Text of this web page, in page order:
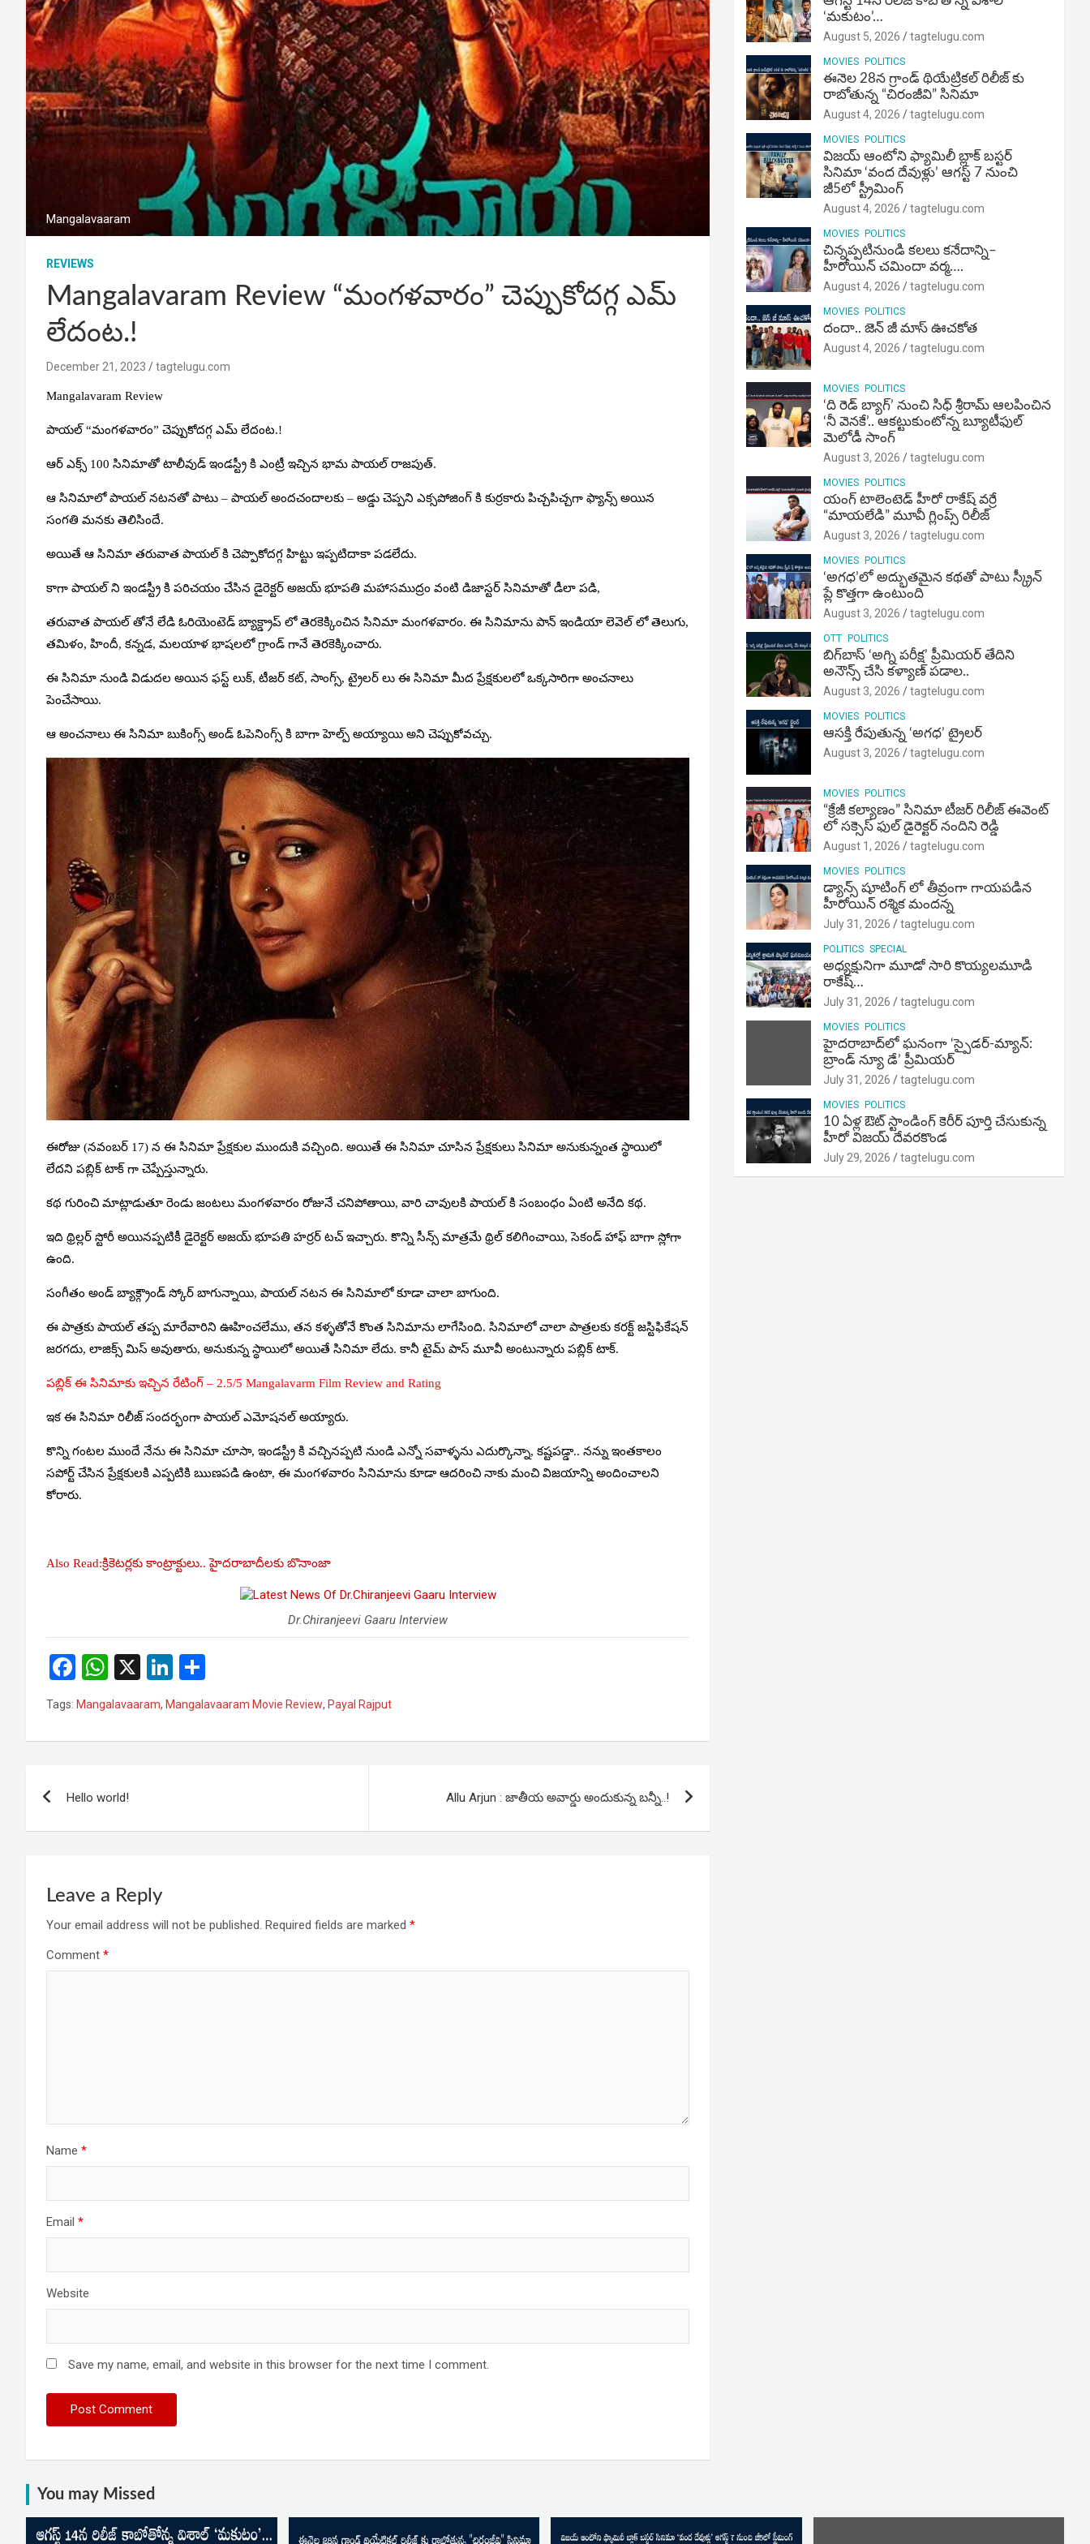
Mangalavaaram
REVIEWS
Mangalavaram Review “మంగళవారం” చెప్పుకోదగ్గ ఎమ్
లేదంట.!
December 21, 2023 tagtelugu.com
Mangalavaram Review
పాయల్ “మంగళవారం” చెప్పుకోదగ్గ ఎమ్ లేదంట.!
ఆర్ ఎక్స్ 100 సినిమాతో టాలీవుడ్ ఇండస్ట్రీ కి ఎంట్రీ ఇచ్చిన భామ పాయల్ రాజపుత్.
ఆ సినిమాలో పాయల్ నటనతో పాటు – పాయల్ అందచందాలకు – అడ్డు చెప్పని ఎక్సపోజింగ్ కి కుర్రకారు పిచ్చపిచ్చగా ఫ్యాన్స్ అయిన
సంగతి మనకు తెలిసిందే.
అయితే ఆ సినిమా తరువాత పాయల్ కి చెప్పొకోదగ్గ హిట్టు ఇప్పటిదాకా పడలేదు.
కాగా పాయల్ ని ఇండస్ట్రీ కి పరిచయం చేసిన డైరెక్టర్ అజయ్ భూపతి మహాసముద్రం వంటి డిజాస్టర్ సినిమాతో డీలా పడి,
తరువాత పాయల్ తోనే లేడి ఓరియెంటెడ్ బ్యాక్డ్రాప్ లో తెరకెక్కించిన సినిమా మంగళవారం. ఈ సినిమాను పాన్ ఇండియా లెవెల్ లో తెలుగు,
తమిళం, హిందీ, కన్నడ, మలయాళ భాషలలో గ్రాండ్ గానే తెరకెక్కించారు.
ఈ సినిమా నుండి విడుదల అయిన ఫస్ట్ లుక్, టీజర్ కట్, సాంగ్స్, ట్రైలర్ లు ఈ సినిమా మీద ప్రేక్షకులలో ఒక్కసారిగా అంచనాలు
పెంచేసాయి.
ఆ అంచనాలు ఈ సినిమా బుకింగ్స్ అండ్ ఓపెనింగ్స్ కి బాగా హెల్ప్ అయ్యాయి అని చెప్పుకోవచ్చు.
ఈరోజు (నవంబర్ 17) న ఈ సినిమా ప్రేక్షకుల ముందుకి వచ్చింది. అయితే ఈ సినిమా చూసిన ప్రేక్షకులు సినిమా అనుకున్నంత స్థాయిలో
లేదని పబ్లిక్ టాక్ గా చెప్పేస్తున్నారు.
కథ గురించి మాట్లాడుతూ రెండు జంటలు మంగళవారం రోజునే చనిపోతాయి, వారి చావులకి పాయల్ కి సంబంధం ఏంటి అనేది కథ.
ఇది థ్రిల్లర్ స్టోరీ అయినప్పటికీ డైరెక్టర్ అజయ్ భూపతి హర్రర్ టచ్ ఇచ్చారు. కొన్ని సీన్స్ మాత్రమే థ్రిల్ కలిగించాయి, సెకండ్ హాఫ్ బాగా స్లోగా
ఉంది.
సంగీతం అండ్ బ్యాక్గ్రౌండ్ స్కోర్ బాగున్నాయి, పాయల్ నటన ఈ సినిమాలో కూడా చాలా బాగుంది.
ఈ పాత్రకు పాయల్ తప్ప మారేవారిని ఊహించలేము, తన కళ్ళతోనే కొంత సినిమాను లాగేసింది. సినిమాలో చాలా పాత్రలకు కరక్ట్ జస్టిఫికేషన్
జరగదు, లాజిక్స్ మిస్ అవుతారు, అనుకున్న స్థాయిలో అయితే సినిమా లేదు. కానీ టైమ్ పాస్ మూవీ అంటున్నారు పబ్లిక్ టాక్.
పబ్లిక్ ఈ సినిమాకు ఇచ్చిన రేటింగ్ – 2.5/5 Mangalavarm Film Review and Rating
ఇక ఈ సినిమా రిలీజ్ సందర్భంగా పాయల్ ఎమోషనల్ అయ్యారు.
కొన్ని గంటల ముందే నేను ఈ సినిమా చూసా, ఇండస్ట్రీ కి వచ్చినప్పటి నుండి ఎన్నో సవాళ్ళను ఎదుర్కొన్నా, కష్టపడ్డా.. నన్ను ఇంతకాలం
సపోర్ట్ చేసిన ప్రేక్షకులకి ఎప్పటికి ఋణపడి ఉంటా, ఈ మంగళవారం సినిమాను కూడా ఆదరించి నాకు మంచి విజయాన్ని అందించాలని
కోరారు.
Also Read:క్రికెటర్లకు కాంట్రాక్టులు.. హైదరాబాదీలకు బొనాంజా
Dr.Chiranjeevi Gaaru Interview
F
a
ce
b
o
W
h
at
s
p
X
Li
n
ke
dI
ar
e
Tags: Mangalavaaram, Mangalavaaram Movie Review, Payal Rajput
Hello world! Allu Arjun : జాతీయ అవార్డు అందుకున్న బన్నీ..!
Leave a Reply
Your email address will not be published. Required fields are marked *
Comment *
Name *
Email *
Website
Save my name, email, and website in this browser for the next time I comment.
‘మకుటం’…
August 5, 2026 tagtelugu.com
MOVIES POLITICS
ఈనెల 28న గ్రాండ్ థియేట్రికల్ రిలీజ్ కు
రాబోతున్న “చిరంజీవి” సినిమా
August 4, 2026 tagtelugu.com
MOVIES POLITICS
విజ‌య్ ఆంటోని ఫ్యామిలీ బ్లాక్ బ‌స్ట‌ర్‌
సినిమా ‘వంద దేవుళ్లు’ ఆగస్ట్ 7 నుంచి
జీ5లో స్ట్రీమింగ్
August 4, 2026 tagtelugu.com
MOVIES POLITICS
చిన్నప్పటినుండి కలలు కనేదాన్ని–
హీరోయిన్‌ చమిందా వర్మ….
August 4, 2026 tagtelugu.com
MOVIES POLITICS
దందా.. జెన్ జీ మాస్ ఊచకోత
August 4, 2026 tagtelugu.com
MOVIES POLITICS
‘ది రెడ్ బ్యాగ్’ నుంచి సిధ్ శ్రీరామ్ ఆలపించిన
‘నీ వెనకే’.. ఆకట్టుకుంటోన్న బ్యూటీఫుల్
మెలోడీ సాంగ్
August 3, 2026 tagtelugu.com
MOVIES POLITICS
యంగ్ టాలెంటెడ్ హీరో రాకేష్ వర్రే
“మాయలేడి” మూవీ గ్లింప్స్ రిలీజ్
August 3, 2026 tagtelugu.com
MOVIES POLITICS
‘అగధ’లో అద్భుతమైన కథతో పాటు స్క్రీన్
ప్లే కొత్తగా ఉంటుంది
August 3, 2026 tagtelugu.com
OTT POLITICS
బిగ్‌బాస్ ‘అగ్ని ప‌రీక్ష‌’ ప్రీమియర్ తేదిని
అనౌన్స్ చేసి కళ్యాణ్ పడాల..
August 3, 2026 tagtelugu.com
MOVIES POLITICS
ఆసక్తి రేపుతున్న ‘అగధ’ ట్రైలర్
August 3, 2026 tagtelugu.com
MOVIES POLITICS
“క్రేజీ కల్యాణం” సినిమా టీజర్ రిలీజ్ ఈవెంట్
లో సక్సెస్ ఫుల్ డైరెక్టర్ నందిని రెడ్డి
August 1, 2026 tagtelugu.com
MOVIES POLITICS
డ్యాన్స్ షూటింగ్ లో తీవ్రంగా గాయపడిన
హీరోయిన్ రశ్మిక మందన్న
July 31, 2026 tagtelugu.com
POLITICS SPECIAL
అధ్యక్షునిగా మూడో సారి కొయ్యలమూడి
రాకేష్‌…
July 31, 2026 tagtelugu.com
MOVIES POLITICS
హైదరాబాద్‌లో ఘనంగా ‘స్పైడర్-మ్యాన్:
బ్రాండ్ న్యూ డే’ ప్రీమియర్
July 31, 2026 tagtelugu.com
MOVIES POLITICS
10 ఏళ్ల ఔట్ స్టాండింగ్ కెరీర్ పూర్తి చేసుకున్న
హీరో విజయ్ దేవరకొండ
July 29, 2026 tagtelugu.com
You may Missed